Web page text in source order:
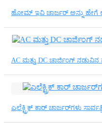
ಹೋಮ್ ಇವಿ ಚಾರ್ಜರ್ ಅನ್ನು ಹೇಗೆ
AC ಮತ್ತು DC ಚಾರ್ಜಿಂಗ್ ನಡುವಿನ
ಎಲೆಕ್ಟ್ರಿಕ್ ಕಾರ್ ಚಾರ್ಜರ್‌ಗಳು